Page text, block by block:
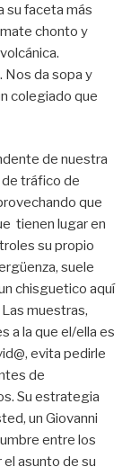
su faceta más
chonto y
Nos da sopa y
colegiado que
de nuestra
de tráfico de
que
tienen lugar en
su propio
suele
chisguetico aquí
muestras,
a la que el/ella es
evita pedirle
de
Su estrategia
un Giovanni
entre los
asunto de su